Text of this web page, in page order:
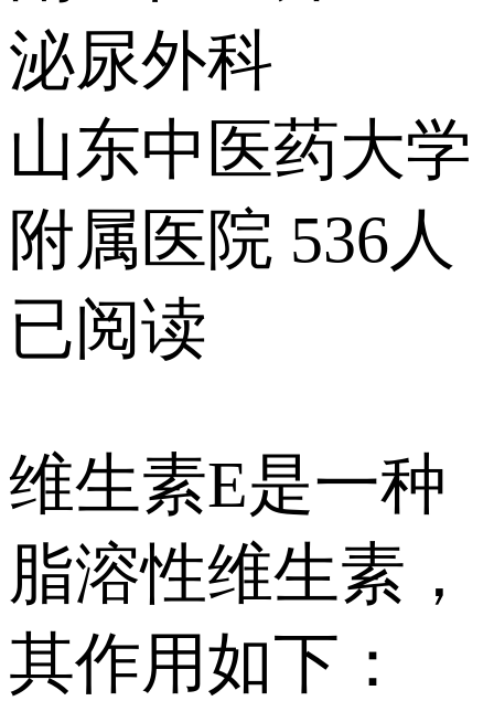
泌尿外科
山东中医药大学
附属医院 536人
已阅读
维生素E是一种
脂溶性维生素，
其作用如下：